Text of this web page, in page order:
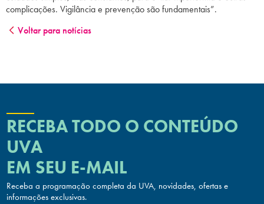
complicações. Vigilância e prevenção são fundamentais”.
Voltar para notícias
RECEBA TODO O CONTEÚDO
UVA
EM SEU E-MAIL
Receba a programação completa da UVA, novidades, ofertas e
informações exclusivas.